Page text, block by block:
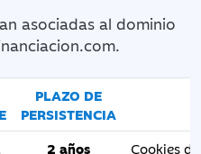
asociadas al dominio
PLAZO DE
PERSISTENCIA
2 años
Cookies